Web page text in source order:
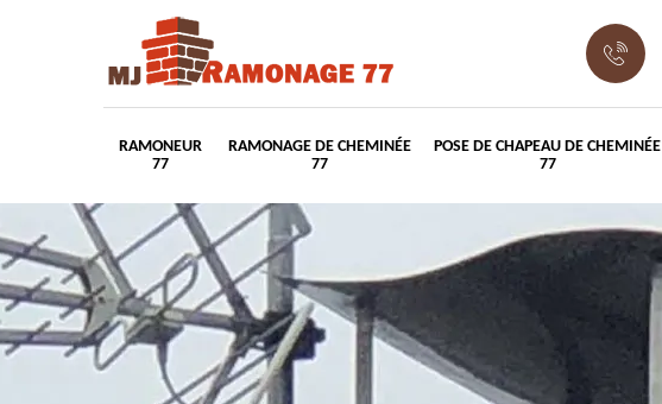
RAMONEUR
77
RAMONAGE DE CHEMINÉE
77
POSE DE CHAPEAU DE CHEMINÉE
77